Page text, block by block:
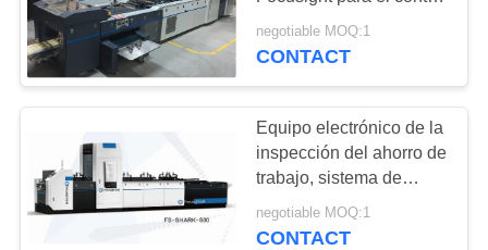
NOTICIAS
PIDA
CITA
Máquina de la
inspección del
cartón
28
de calidad de la
impresión de la caja del
negotiable MOQ:1
CONTACT
Equipo electrónico de la
inspección del ahorro de
trabajo, sistema de
inspección de la calidad
de Focusight
negotiable MOQ:1
CONTACT